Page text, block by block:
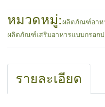
หมวดหมู่: ผลิตภัณฑ์อาห
ผลิตภัณฑ์เสริมอาหารแบบกรอก
รายละเอียด